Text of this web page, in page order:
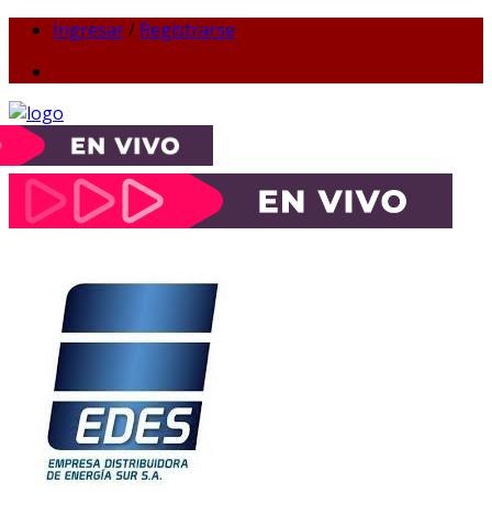
Ingresar/ Registrarse